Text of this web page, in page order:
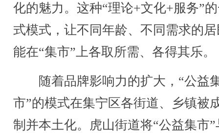
化的魅力。这种“理论+文化+服务”
式模式，让不同年龄、不同需求的
能在“集市”上各取所需、各得其乐。
随着品牌影响力的扩大，“公益
市”的模式在集宁区各街道、乡镇被
制并本土化。虎山街道将“公益集市”